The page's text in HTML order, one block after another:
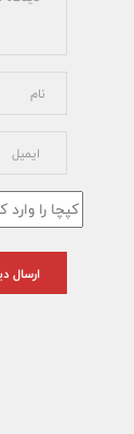
ارسال